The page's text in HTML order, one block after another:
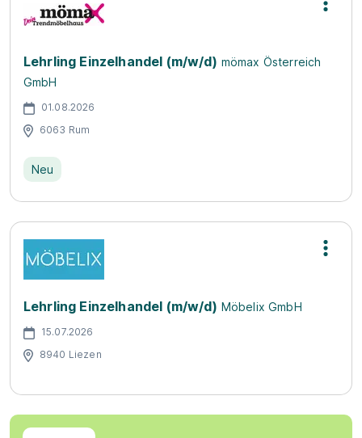
Lehrling Einzelhandel (m/w/d) mömax Österreich
GmbH
01.08.2026
6063 Rum
Neu
Lehrling Einzelhandel (m/w/d) Möbelix GmbH
15.07.2026
8940 Liezen